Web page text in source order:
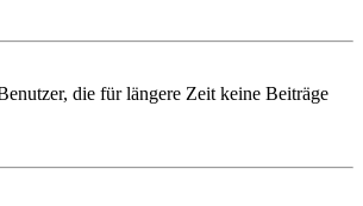
die für längere Zeit keine Beiträge